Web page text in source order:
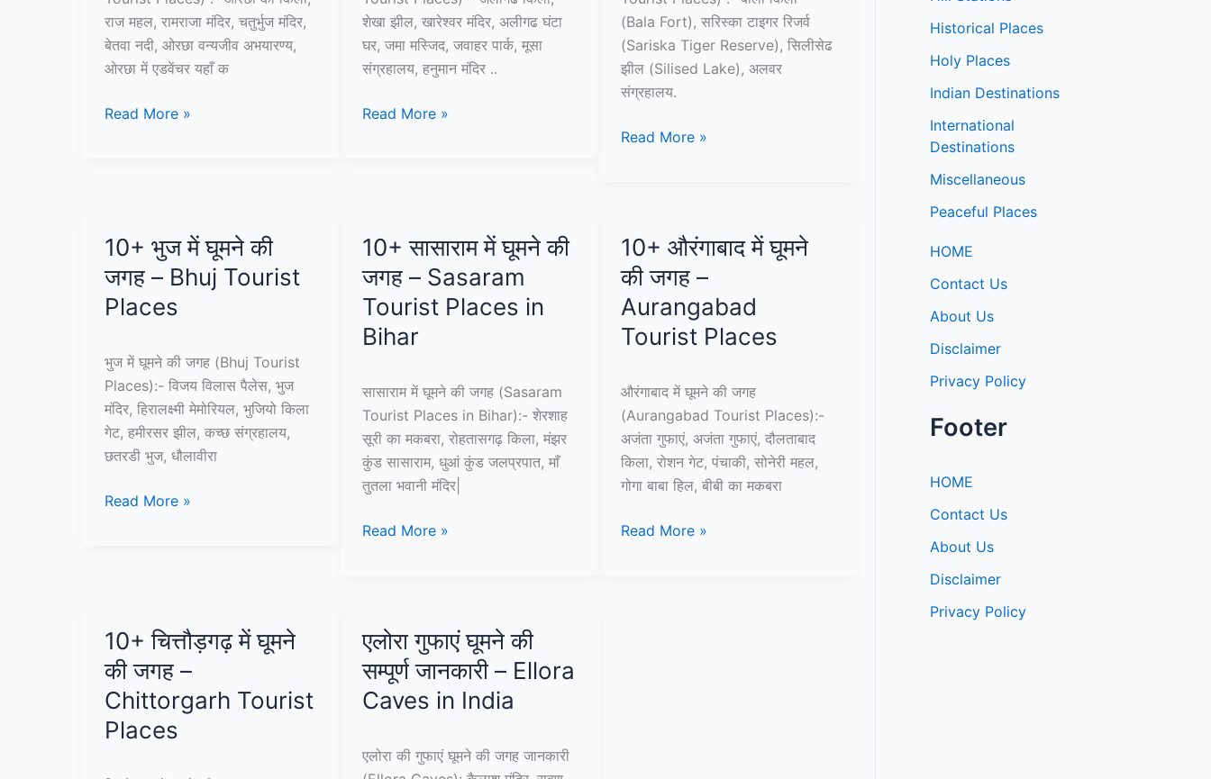
राज महल, रामराजा मंदिर, चतुर्भुज मंदिर,
बेतवा नदी, ओरछा वन्यजीव अभयारण्य,
ओरछा में एडवेंचर यहाँ क
10+
–
Orchha
Tourist
Read More »
शेखा झील, खारेश्वर मंदिर, अलीगढ घंटा
घर, जमा मस्जिद, जवाहर पार्क, मूसा
संग्रहालय, हनुमान मंदिर ..
10+
–
Aligarh
Tourist
Places
Read More »
(Bala Fort), सरिस्का टाइगर रिजर्व
(Sariska Tiger Reserve), सिलीसेढ
झील (Silised Lake), अलवर
संग्रहालय.
10+
जगह
–
Alwar
Tourist
Places
Read More »
10+ भुज में घूमने की
जगह – Bhuj Tourist
Places
भुज में घूमने की जगह (Bhuj Tourist
Places):- विजय विलास पैलेस, भुज
मंदिर, हिरालक्ष्मी मेमोरियल, भुजियो किला
गेट, हमीरसर झील, कच्छ संग्रहालय,
छतरडी भुज, धौलावीरा
10+
–
Bhuj
Tourist
Places
Read More »
10+ सासाराम में घूमने की
जगह – Sasaram
Tourist Places in
Bihar
सासाराम में घूमने की जगह (Sasaram
Tourist Places in Bihar):- शेरशाह
सूरी का मकबरा, रोहतासगढ़ किला, मंझर
कुंड सासाराम, धुआं कुंड जलप्रपात, माँ
तुतला भवानी मंदिर|
10+
जगह
–
Sasaram
in
Read More »
10+ औरंगाबाद में घूमने
की जगह –
Aurangabad
Tourist Places
औरंगाबाद में घूमने की जगह
(Aurangabad Tourist Places):-
अजंता गुफाएं, अजंता गुफाएं, दौलताबाद
किला, रोशन गेट, पंचाकी, सोनेरी महल,
गोगा बाबा हिल, बीबी का मकबरा
10+
Read More »
10+ चित्तौड़गढ़ में घूमने
की जगह –
Chittorgarh Tourist
Places
एलोरा गुफाएं घूमने की
सम्पूर्ण जानकारी – Ellora
Caves in India
एलोरा की गुफाएं घूमने की जगह जानकारी
Historical Places
Holy Places
Indian Destinations
International
Destinations
Miscellaneous
Peaceful Places
HOME
Contact Us
About Us
Disclaimer
Privacy Policy
Footer
HOME
Contact Us
About Us
Disclaimer
Privacy Policy